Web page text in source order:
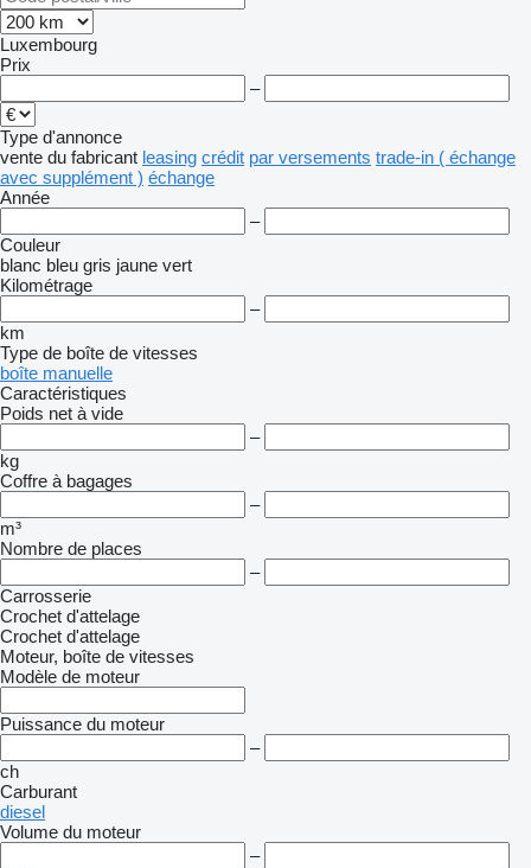
Luxembourg
Prix
–
Type d'annonce
vente du fabricant leasing crédit par versements trade-in ( échange
avec supplément ) échange
Année
–
Couleur
blanc bleu gris jaune vert
Kilométrage
–
km
Type de boîte de vitesses
boîte manuelle
Caractéristiques
Poids net à vide
–
kg
Coffre à bagages
–
m³
Nombre de places
–
Carrosserie
Crochet d'attelage
Crochet d'attelage
Moteur, boîte de vitesses
Modèle de moteur
Puissance du moteur
–
ch
Carburant
diesel
Volume du moteur
–